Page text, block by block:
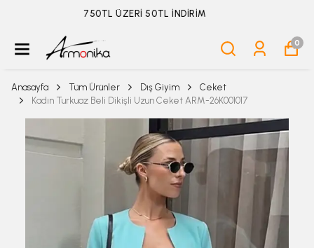
ÜYELİKSİZ SİPARİŞ İADE TALEBİ İÇİN TIKLA
0
Anasayfa Tüm Ürünler Dış Giyim
Ceket
Kadın Turkuaz Beli Dikişli Uzun Ceket ARM-26K001017